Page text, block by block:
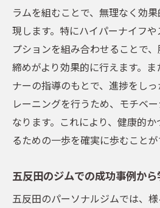
ラムを組むことで、無理なく効
現します。特にハイパーナイフ
プションを組み合わせることで
締めがより効果的に行えます。
ナーの指導のもとで、進捗をし
レーニングを行うため、モチベ
なります。これにより、健康的
るための一歩を確実に歩むことが
五反田のジムでの成功事例か
五反田のパーソナルジムでは、